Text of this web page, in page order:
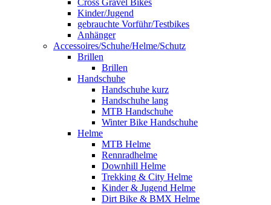
Cross Gravel Bikes
Kinder/Jugend
gebrauchte Vorführ/Testbikes
Anhänger
Accessoires/Schuhe/Helme/Schutz
Brillen
Brillen
Handschuhe
Handschuhe kurz
Handschuhe lang
MTB Handschuhe
Winter Bike Handschuhe
Helme
MTB Helme
Rennradhelme
Downhill Helme
Trekking & City Helme
Kinder & Jugend Helme
Dirt Bike & BMX Helme